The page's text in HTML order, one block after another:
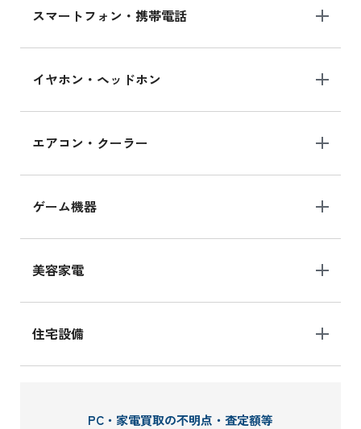
スマートフォン・携帯電話
イヤホン・ヘッドホン
エアコン・クーラー
ゲーム機器
美容家電
住宅設備
PC・家電買取の不明点・査定額等